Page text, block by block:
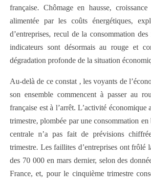
française. Chômage en hausse,
alimentée par les coûts énergétiques,
d’entreprises, recul de la consommation
indicateurs sont désormais au rouge et
dégradation profonde de la situation
Au-delà de ce constat , les voyants de
son ensemble commencent à passer au
française est à l’arrêt. L’activité économique
trimestre, plombée par une consommation en
centrale n’a pas fait de prévisions
trimestre. Les faillites d’entreprises ont frôlé
des 70 000 en mars dernier, selon des
France, et, pour le cinquième trimestre